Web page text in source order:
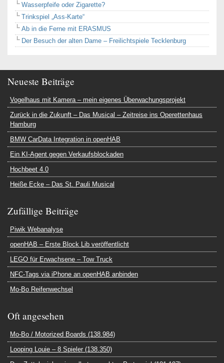
Wasserpfeife oder Zigarette?
Trinkspiel „Ass-Karte“
Ab in die Ferne mit ERASMUS
Der Besuch der alten Dame – Freilichtspiele Tecklenburg
Neueste Beiträge
Vogelhaus mit Kamera – mein eigenes Überwachungsprojekt
Zurück in die Zukunft – Das Musical – Zeitreise ins Operettenhaus
Hamburg
BMW CarData Integration in openHAB
Ein KI-Agent gegen Verkaufsblockaden
Hochbeet 4.0
Heiße Ecke – Das St. Pauli Musical
Zufällige Beiträge
Piwik Webanalyse
openHAB – Erste Block Lib veröffentlicht
LEGO für Erwachsene – Tow Truck
NFC-Tags via iPhone an openHAB anbinden
Mo-Bo Reifenwechsel
Oft angesehen
Mo-Bo / Motorized Boards (138.984)
Looping Louie – 8 Spieler (138.350)